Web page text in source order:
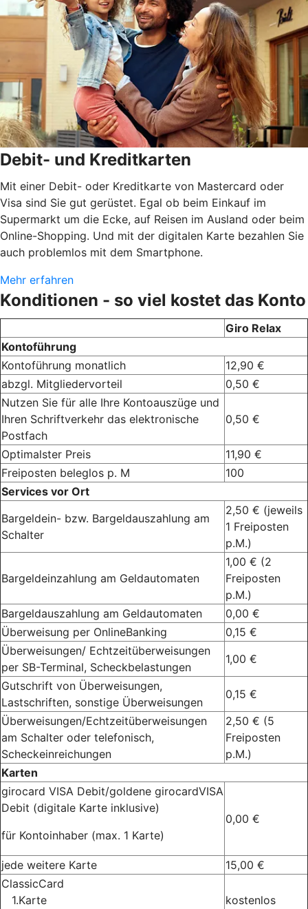
Debit- und Kreditkarten
Mit einer Debit- oder Kreditkarte von Mastercard oder
Visa sind Sie gut gerüstet. Egal ob beim Einkauf im
Supermarkt um die Ecke, auf Reisen im Ausland oder beim
Online-Shopping. Und mit der digitalen Karte bezahlen Sie
auch problemlos mit dem Smartphone.
Mehr erfahren
Konditionen - so viel kostet das Konto
Giro Relax
Kontoführung
Kontoführung monatlich
12,90 €
abzgl. Mitgliedervorteil
0,50 €
Nutzen Sie für alle Ihre Kontoauszüge und
Ihren Schriftverkehr das elektronische
Postfach
0,50 €
Optimalster Preis
11,90 €
Freiposten beleglos p. M
100
Services vor Ort
Bargeldein- bzw. Bargeldauszahlung am
Schalter
2,50 € (jeweils
1 Freiposten
p.M.)
Bargeldeinzahlung am Geldautomaten
1,00 € (2
Freiposten
p.M.)
Bargeldauszahlung am Geldautomaten
0,00 €
Überweisung per OnlineBanking
0,15 €
Überweisungen/ Echtzeitüberweisungen
per SB-Terminal, Scheckbelastungen
1,00 €
Gutschrift von Überweisungen,
Lastschriften, sonstige Überweisungen
0,15 €
Überweisungen/Echtzeitüberweisungen
am Schalter oder telefonisch,
Scheckeinreichungen
2,50 € (5
Freiposten
p.M.)
Karten
girocard VISA Debit/goldene girocardVISA
Debit (digitale Karte inklusive)
für Kontoinhaber (max. 1 Karte)
0,00 €
jede weitere Karte
15,00 €
ClassicCard
1.Karte
kostenlos